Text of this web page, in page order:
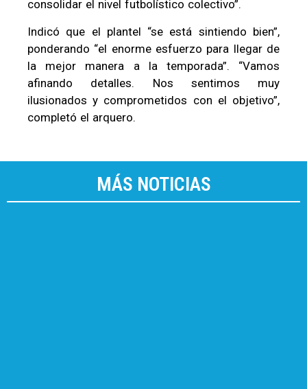
consolidar el nivel futbolístico colectivo”.
Indicó que el plantel “se está sintiendo bien”,
ponderando “el enorme esfuerzo para llegar de
la mejor manera a la temporada”. “Vamos
afinando detalles. Nos sentimos muy
ilusionados y comprometidos con el objetivo”,
completó el arquero.
MÁS NOTICIAS